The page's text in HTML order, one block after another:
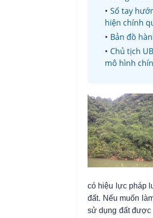
Sổ tay
hiện chính
Bản đồ
Chủ tịch
mô hình
có hiệu lực pháp
đất. Nếu muốn
sử dụng đất được